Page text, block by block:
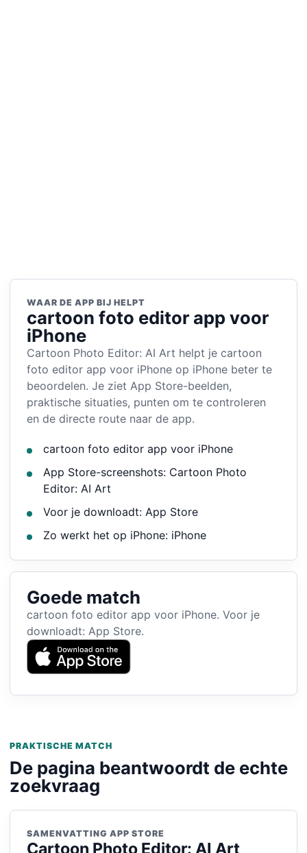
WAAR DE APP BIJ HELPT
cartoon foto editor app voor
iPhone
Cartoon Photo Editor: AI Art helpt je cartoon
foto editor app voor iPhone op iPhone beter te
beoordelen. Je ziet App Store-beelden,
praktische situaties, punten om te controleren
en de directe route naar de app.
cartoon foto editor app voor iPhone
App Store-screenshots: Cartoon Photo
Editor: AI Art
Voor je downloadt: App Store
Zo werkt het op iPhone: iPhone
Goede match
cartoon foto editor app voor iPhone. Voor je
downloadt: App Store.
PRAKTISCHE MATCH
De pagina beantwoordt de echte
zoekvraag
SAMENVATTING APP STORE
Cartoon Photo Editor: AI Art